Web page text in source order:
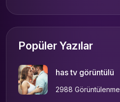
Popüler Yazılar
has tv görüntülü
2988 Görüntülenme